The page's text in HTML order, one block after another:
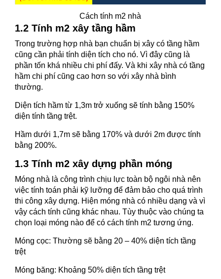
Cách tính m2 nhà
1.2 Tính m2 xây tầng hầm
Trong trường hợp nhà bạn chuẩn bị xây có tầng hầm
cũng cần phải tính diện tích cho nó. Vì đây cũng là
phần tốn khá nhiều chi phí đấy. Và khi xây nhà có tầng
hầm chi phí cũng cao hơn so với xây nhà bình
thường.
Diện tích hầm từ 1,3m trở xuống sẽ tính bằng 150%
diện tính tầng trệt.
Hầm dưới 1,7m sẽ bằng 170% và dưới 2m được tính
bằng 200%.
1.3 Tính m2 xây dựng phần móng
Móng nhà là công trình chịu lực toàn bộ ngôi nhà nên
việc tính toán phải kỹ lưỡng để đảm bảo cho quá trình
thi công xây dựng. Hiện móng nhà có nhiều dạng và vì
vậy cách tính cũng khác nhau. Tùy thuộc vào chúng ta
chọn loại móng nào để có cách tính m2 tương ứng.
Móng cọc: Thường sẽ bằng 20 – 40% diện tích tầng
trệt
Móng băng: Khoảng 50% diện tích tầng trệt